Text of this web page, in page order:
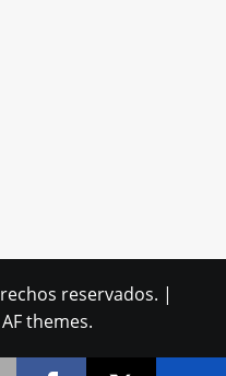
reservados. |
themes.